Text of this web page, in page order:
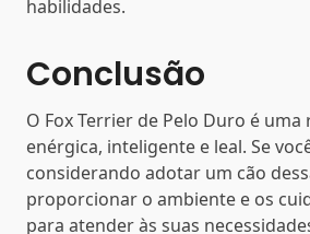
habilidades.
Conclusão
O Fox Terrier de Pelo Duro é
enérgica, inteligente e leal. Se
considerando adotar um cão
proporcionar o ambiente e os
para atender às suas